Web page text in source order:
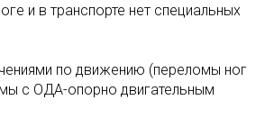
и в транспорте нет специальных
по движению (переломы ног
с ОДА-опорно двигательным